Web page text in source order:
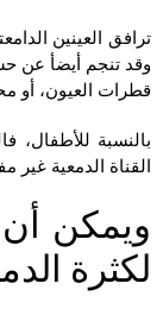
ترافق العينين
وقد تنجم أيضأ عن
قطرات العيون، أو
بالنسبة للأطفال،
القناة الدمعية
ويمكن
لكثرة